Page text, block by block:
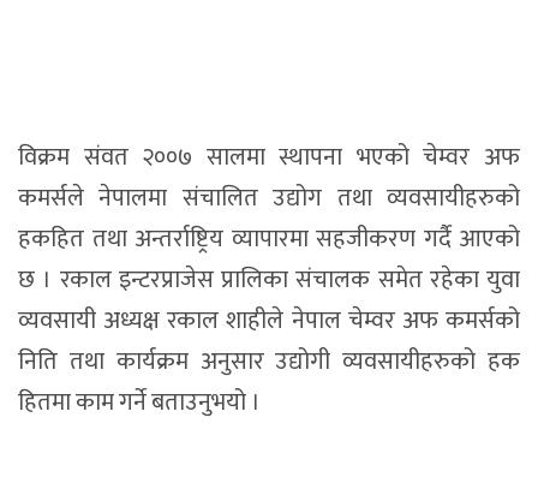
विक्रम संवत २००७ सालमा स्थापना भएको चेम्वर अफ
कमर्सले नेपालमा संचालित उद्योग तथा व्यवसायीहरुको
हकहित तथा अन्तर्राष्ट्रिय व्यापारमा सहजीकरण गर्दै आएको
छ । रकाल इन्टरप्राजेस प्रालिका संचालक समेत रहेका युवा
व्यवसायी अध्यक्ष रकाल शाहीले नेपाल चेम्वर अफ कमर्सको
निति तथा कार्यक्रम अनुसार उद्योगी व्यवसायीहरुको हक
हितमा काम गर्ने बताउनुभयो ।